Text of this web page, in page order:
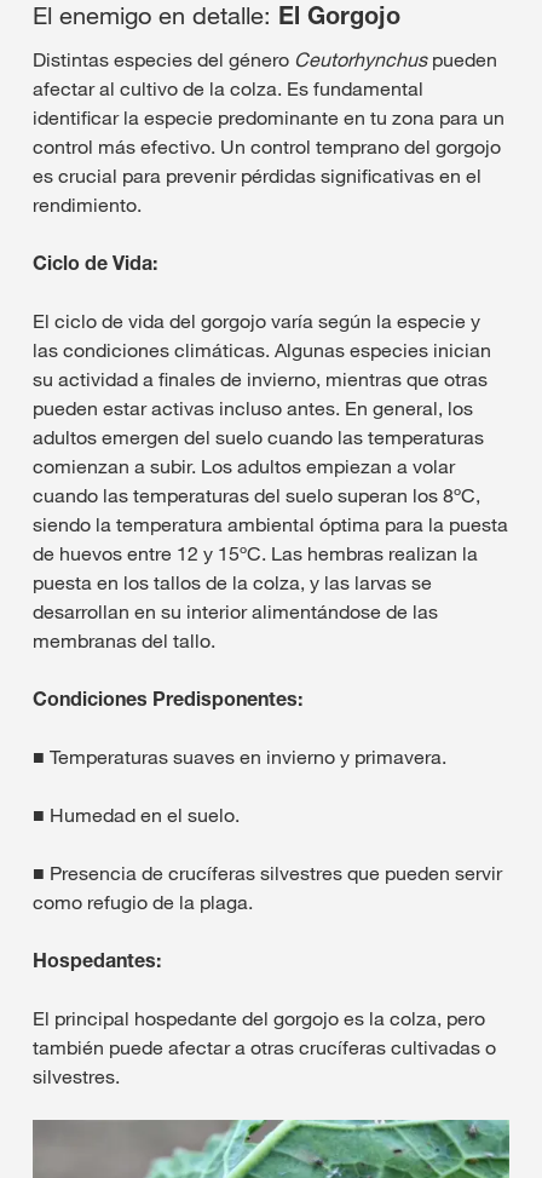
El enemigo en detalle: El Gorgojo
Distintas especies del género Ceutorhynchuspueden
afectar al cultivo de la colza. Es fundamental
identificar la especie predominante en tu zona para un
control más efectivo. Un control temprano del gorgojo
es crucial para prevenir pérdidas significativas en el
rendimiento.
Ciclo de Vida:
El ciclo de vida del gorgojo varía según la especie y
las condiciones climáticas. Algunas especies inician
su actividad a finales de invierno, mientras que otras
pueden estar activas incluso antes. En general, los
adultos emergen del suelo cuando las temperaturas
comienzan a subir. Los adultos empiezan a volar
cuando las temperaturas del suelo superan los 8ºC,
siendo la temperatura ambiental óptima para la puesta
de huevos entre 12 y 15ºC. Las hembras realizan la
puesta en los tallos de la colza, y las larvas se
desarrollan en su interior alimentándose de las
membranas del tallo.
Condiciones Predisponentes:
■ Temperaturas suaves en invierno y primavera.
■ Humedad en el suelo.
■ Presencia de crucíferas silvestres que pueden servir
como refugio de la plaga.
Hospedantes:
El principal hospedante del gorgojo es la colza, pero
también puede afectar a otras crucíferas cultivadas o
silvestres.